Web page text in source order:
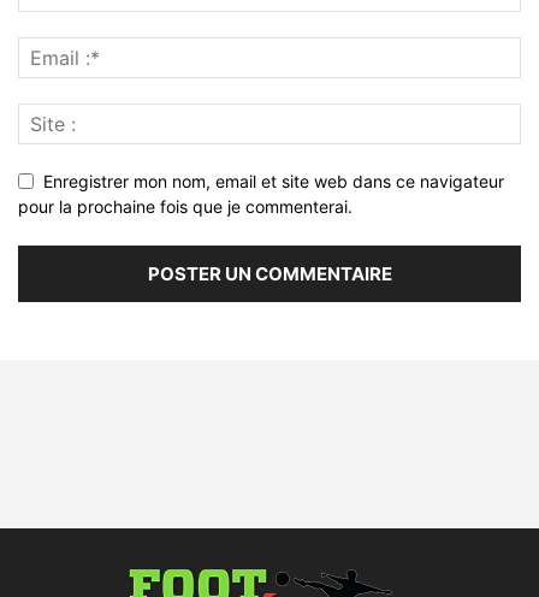
Enregistrer mon nom, email et site web dans ce navigateur
pour la prochaine fois que je commenterai.